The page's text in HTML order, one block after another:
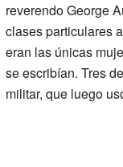
reverendo George
clases particulares
eran las únicas
se escribían. Tres
militar, que luego